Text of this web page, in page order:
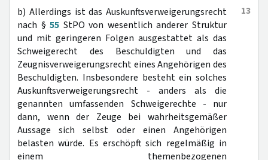
13
b) Allerdings ist das Auskunftsverweigerungsrecht
nach §55 StPO von wesentlich anderer Struktur
und mit geringeren Folgen ausgestattet als das
Schweigerecht des Beschuldigten und das
Zeugnisverweigerungsrecht eines Angehörigen des
Beschuldigten. Insbesondere besteht ein solches
Auskunftsverweigerungsrecht - anders als die
genannten umfassenden Schweigerechte - nur
dann, wenn der Zeuge bei wahrheitsgemäßer
Aussage sich selbst oder einen Angehörigen
belasten würde. Es erschöpft sich regelmäßig in
einem themenbezogenen